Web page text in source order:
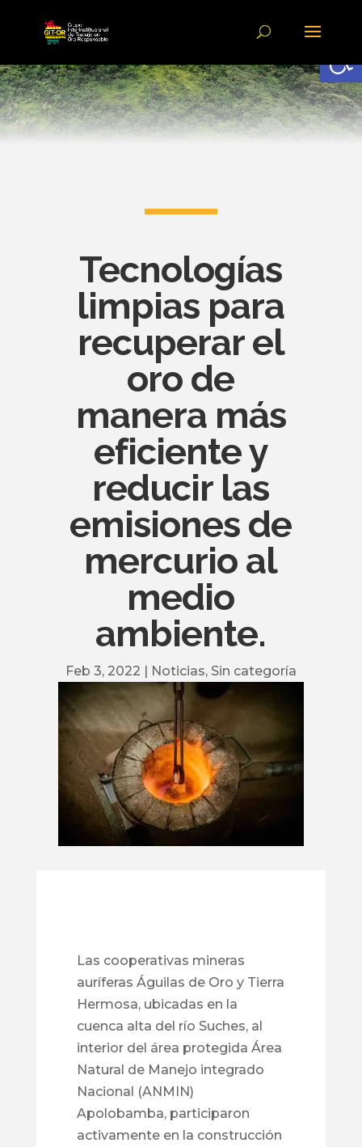
Tecnologías
limpias para
recuperar el
oro de
manera más
eficiente y
reducir las
emisiones de
mercurio al
medio
ambiente.
Feb 3, 2022 | Noticias, Sin categoría
Las cooperativas mineras
auríferas Águilas de Oro y Tierra
Hermosa, ubicadas en la
cuenca alta del río Suches, al
interior del área protegida Área
Natural de Manejo integrado
Nacional (ANMIN)
Apolobamba, participaron
activamente en la construcción